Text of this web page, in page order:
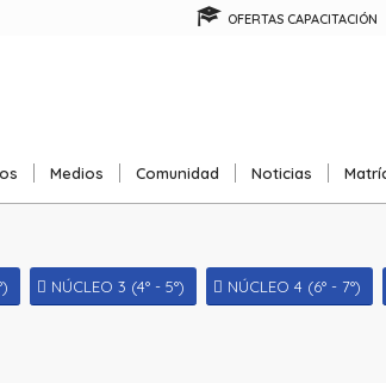
OFERTAS CAPACITACIÓN
Medios Comunidad Noticias
NÚCLEO 3 (4° - 5°) NÚCLEO 4 (6° - 7°)